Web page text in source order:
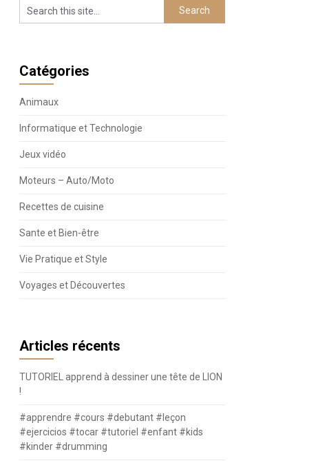
Catégories
Animaux
Informatique et Technologie
Jeux vidéo
Moteurs – Auto/Moto
Recettes de cuisine
Sante et Bien-être
Vie Pratique et Style
Voyages et Découvertes
Articles récents
TUTORIEL apprend à dessiner une tête de LION
!
#apprendre #cours #debutant #leçon
#ejercicios #tocar #tutoriel #enfant #kids
#kinder #drumming